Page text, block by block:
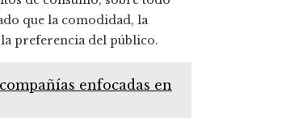
que la comodidad, la
preferencia del público.
enfocadas en